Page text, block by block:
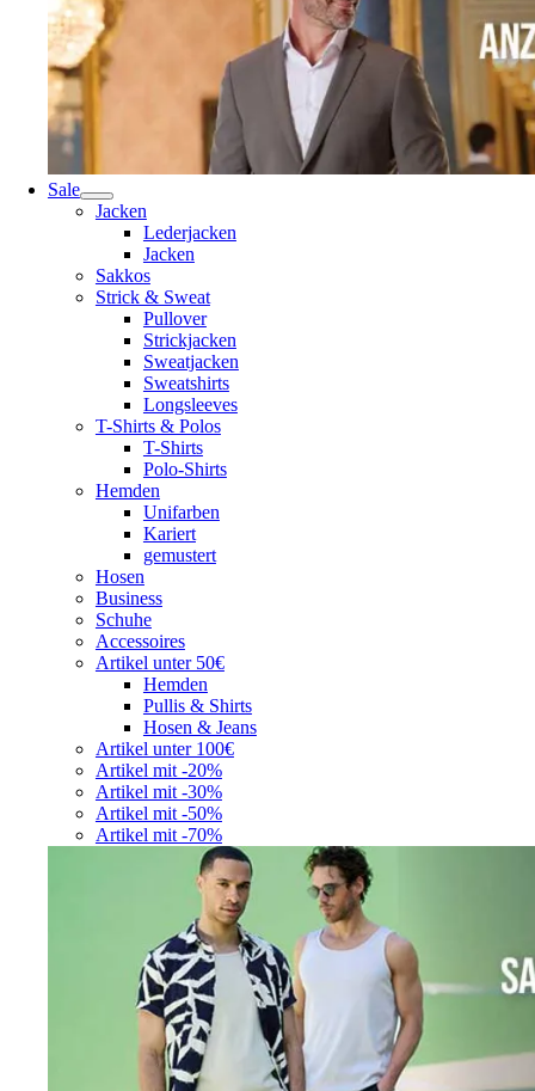
Sale
Jacken
Lederjacken
Jacken
Sakkos
Strick & Sweat
Pullover
Strickjacken
Sweatjacken
Sweatshirts
Longsleeves
T-Shirts & Polos
T-Shirts
Polo-Shirts
Hemden
Unifarben
Kariert
gemustert
Hosen
Business
Schuhe
Accessoires
Artikel unter 50€
Hemden
Pullis & Shirts
Hosen & Jeans
Artikel unter 100€
Artikel mit -20%
Artikel mit -30%
Artikel mit -50%
Artikel mit -70%